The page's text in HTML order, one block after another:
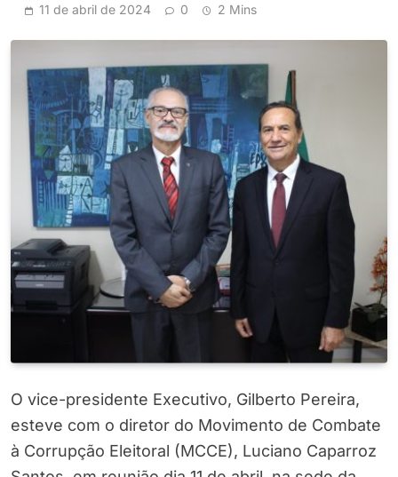
11 de abril de 2024 0 2 Mins
O vice-presidente Executivo, Gilberto Pereira,
esteve com o diretor do Movimento de Combate
à Corrupção Eleitoral (MCCE), Luciano Caparroz